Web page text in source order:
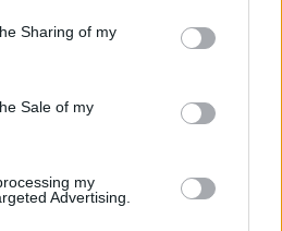
behaviour. You may click to
and its third-party tags to
purposes in below Google
Sharing of my
Sale of my
my
Advertising.
segítő
szimuláción
platformot
Kiadó Kft. a Szegedi